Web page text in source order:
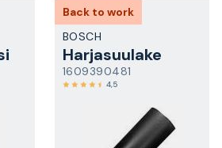
Back to work
BOSCH
Harjasuulake
1609390481
4,5